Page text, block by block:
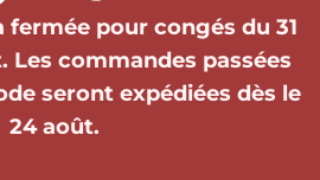
fermée pour congés du 31
Les commandes passées
seront expédiées dès le
24 août.